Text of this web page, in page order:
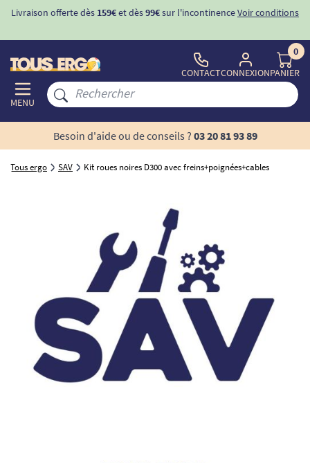
Livraison offerte dès 159€et dès99€sur l'incontinenceVoir conditions
MENU
CONTACTCONNEXION
0
PANIER
Besoin d'aide ou de conseils ? 03 20 81 93 89
Tous ergo SAV Kit roues noires D300 avec freins+poignées+cables